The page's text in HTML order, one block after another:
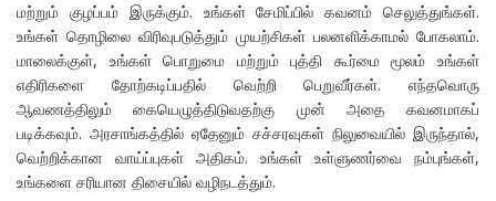
மற்றும் குழப்பம் இருக்கும். உங்கள் சேமிப்பில் கவனம் செலுத்துங்கள்.
உங்கள் தொழிலை விரிவுபடுத்தும் முயற்சிகள் பலனளிக்காமல் போகலாம்.
மாலைக்குள், உங்கள் பொறுமை மற்றும் புத்தி கூர்மை மூலம் உங்கள்
எதிரிகளை தோற்கடிப்பதில் வெற்றி பெறுவீர்கள். எந்தவொரு
ஆவணத்திலும் கையெழுத்திடுவதற்கு முன் அதை கவனமாகப்
படிக்கவும். அரசாங்கத்தில் ஏதேனும் சச்சரவுகள் நிலுவையில் இருந்தால்,
வெற்றிக்கான வாய்ப்புகள் அதிகம். உங்கள் உள்ளுணர்வை நம்புங்கள்,
உங்களை சரியான திசையில் வழிநடத்தும்.